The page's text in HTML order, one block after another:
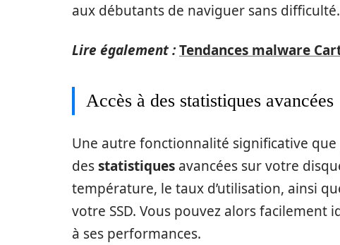
aux débutants de naviguer sans difficulté.
Lire également :Tendances malware
Accès à des statistiques avancées
Une autre fonctionnalité significative que
desstatistiques avancées sur votre
température, le taux d’utilisation, ainsi
votre SSD. Vous pouvez alors
à ses performances.